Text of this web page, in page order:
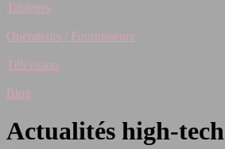
Tablettes
Opérateurs / Fournisseurs
Télévision
Blog
Actualités high-tech